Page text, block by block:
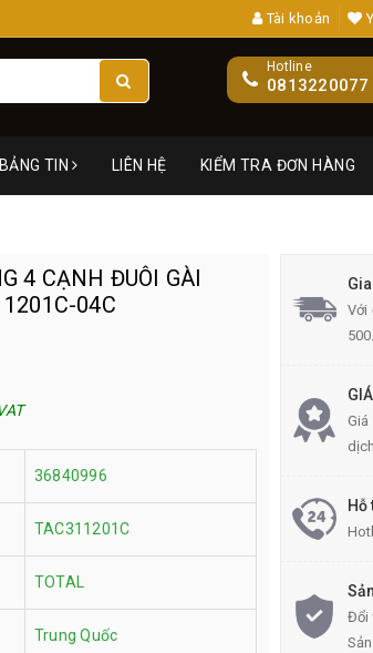
Tài khoản
Hotline
0813220077
BẢNG TIN LIÊN HỆ KIỂM TRA ĐƠN HÀNG
4 CẠNH ĐUÔI GÀI
04C
36840996
TAC311201C
TOTAL
Trung Quốc
Với
Đổi